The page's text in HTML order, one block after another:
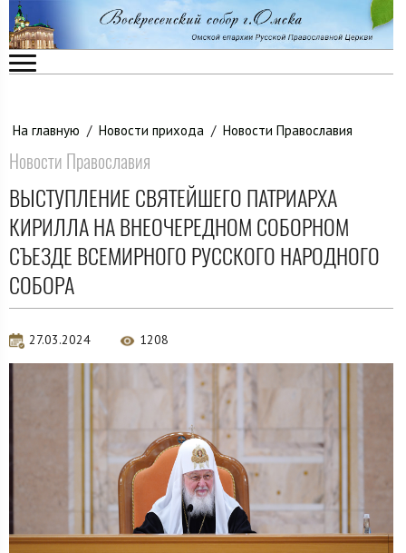
На главную / Новости прихода / Новости Православия
Новости Православия
ВЫСТУПЛЕНИЕ СВЯТЕЙШЕГО ПАТРИАРХА
КИРИЛЛА НА ВНЕОЧЕРЕДНОМ СОБОРНОМ
СЪЕЗДЕ ВСЕМИРНОГО РУССКОГО НАРОДНОГО
СОБОРА
27.03.2024 1208